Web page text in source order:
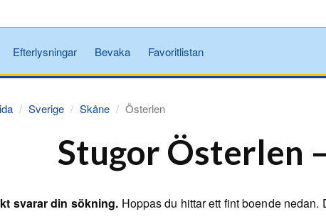
Efterlysningar Bevaka Favoritlistan
Sverige Skåne Österlen
Stugor Österlen
svarar din sökning. Hoppas du hittar ett fint boende nedan.